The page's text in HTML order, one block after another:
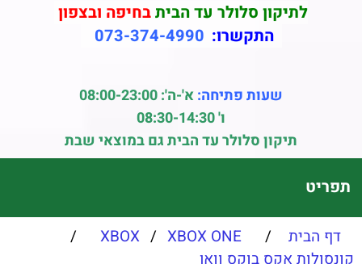
לתיקון סלולר עד הביתבחיפה ובצפון
התקשרו: 073-374-4990
שעות פתיחה:א'-ה': 08:00-23:00
ו' 08:30-14:30
תיקון סלולר עד הבית גם במוצאי שבת
תפריט
דף הבית /
XBOX / XBOX ONE
/
קונסולות אקס בוקס וואן